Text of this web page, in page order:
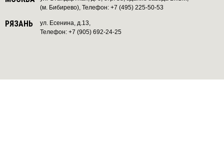
(м. Бибирево), Телефон: +7 (495) 225-50-53
РЯЗАНЬ
ул. Есенина, д.13,
Телефон: +7 (905) 692-24-25